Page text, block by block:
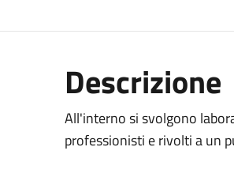
Descrizione
All'interno si svolgono
professionisti e rivolti a un